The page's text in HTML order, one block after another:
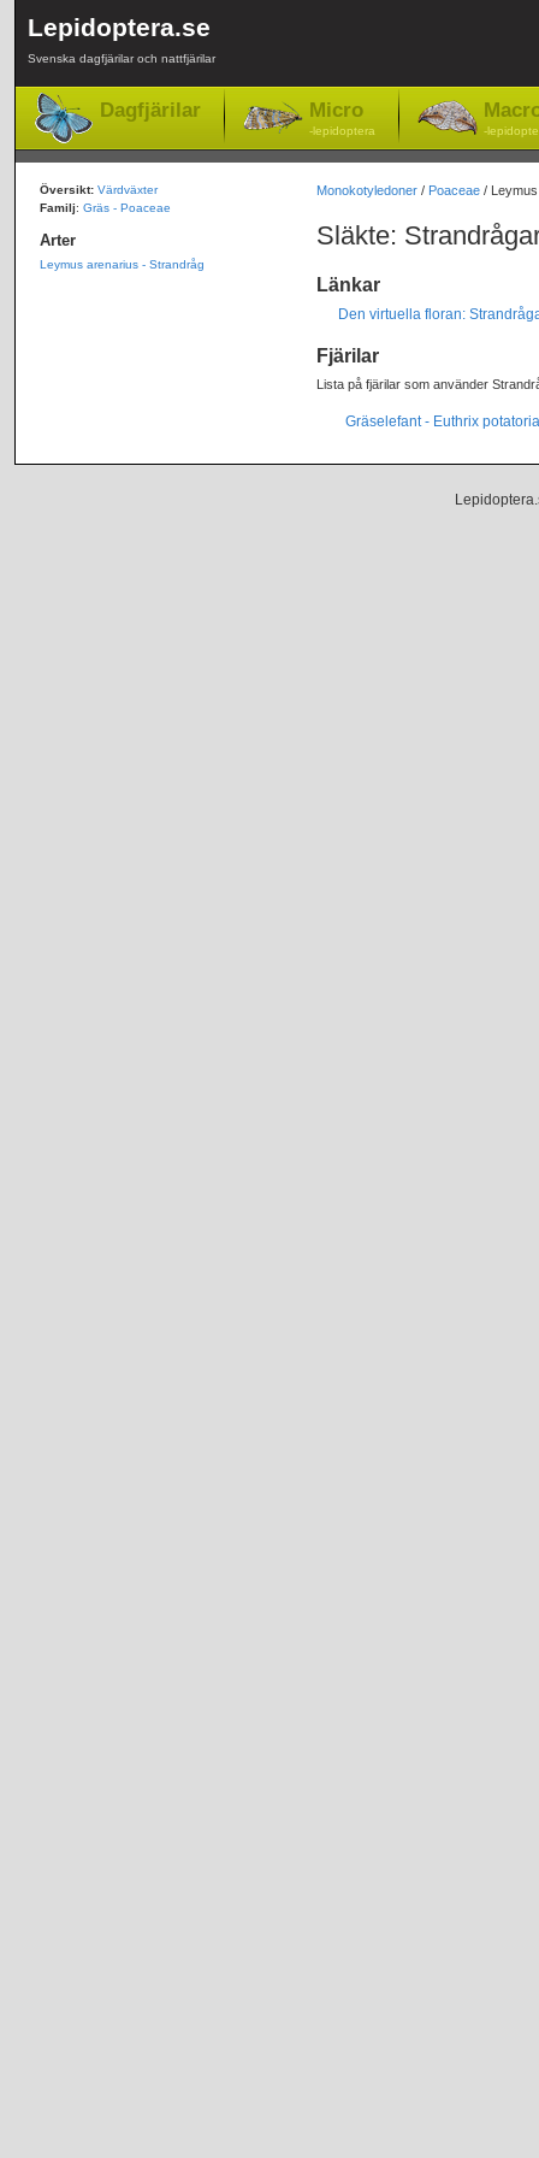
Lepidoptera.se
Svenska dagfjärilar och nattfjärilar
Dagfjärilar Micro
-lepidoptera -
Monokotyledoner/ Poaceae/ Leymus
Släkte:
Länkar
Den virtuella floran:
Fjärilar
Lista på fjärilar som använder
Gräselefant - Euthrix potatoria
Översikt: Värdväxter
Familj: Gräs - Poaceae
Arter
Leymus arenarius - Strandråg